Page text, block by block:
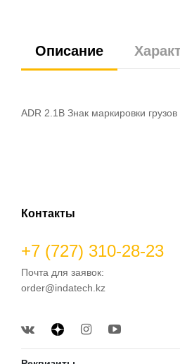
Описание
ADR 2.1B Знак маркировки
Контакты
+7 (727) 310-28-23
Почта для заявок:
order@indatech.kz